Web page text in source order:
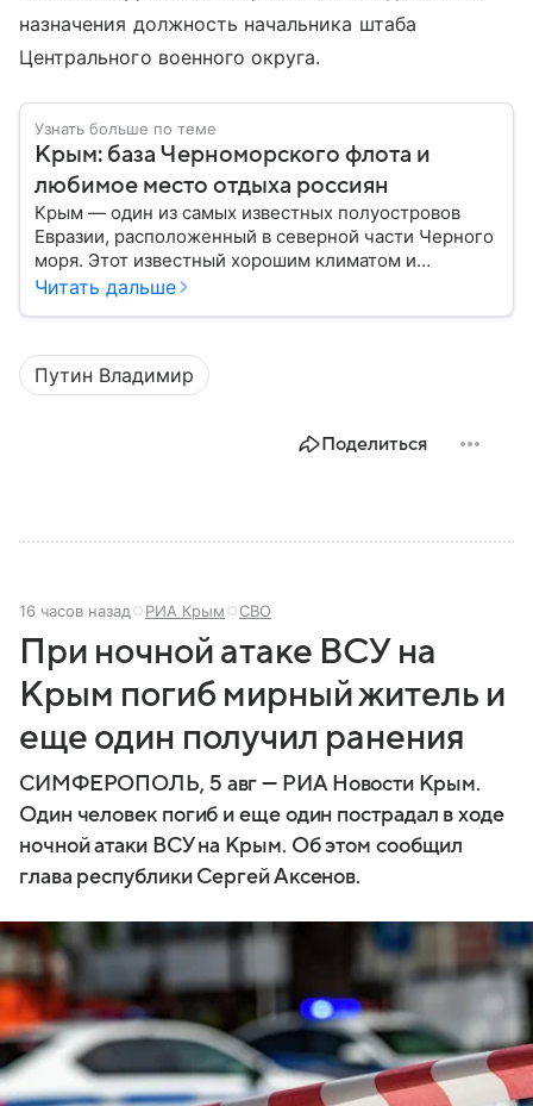
назначения должность начальника штаба
Центрального военного округа.
Узнать больше по теме
Крым: база Черноморского флота и
любимое место отдыха россиян
Крым — один из самых известных полуостровов
Евразии, расположенный в северной части Черного
моря. Этот известный хорошим климатом и
красивой природой регион имеет также огромное
государства к другому, а его географическое
положение сделало полуостров ключевой точкой
по контролю Черного моря.
Читать дальше
Путин Владимир
Поделиться
16 часов назад РИА Крым СВО
При ночной атаке ВСУ на
Крым погиб мирный житель и
еще один получил ранения
СИМФЕРОПОЛЬ, 5 авг — РИА Новости Крым.
Один человек погиб и еще один пострадал в ходе
ночной атаки ВСУ на Крым. Об этом сообщил
глава республики Сергей Аксенов.